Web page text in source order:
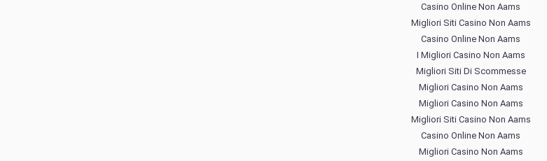
Casino Online Non Aams
Migliori Siti Casino Non Aams
Casino Online Non Aams
I Migliori Casino Non Aams
Migliori Siti Di Scommesse
Migliori Casino Non Aams
Migliori Casino Non Aams
Migliori Siti Casino Non Aams
Casino Online Non Aams
Migliori Casino Non Aams